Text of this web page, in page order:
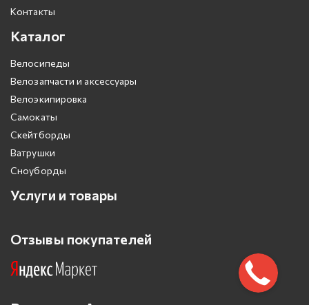
Контакты
Каталог
Велосипеды
Велозапчасти и аксессуары
Велоэкипировка
Самокаты
Скейтборды
Ватрушки
Сноуборды
Услуги и товары
Отзывы покупателей